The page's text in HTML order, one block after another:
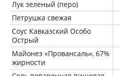
Лук зеленый (перо)
Петрушка свежая
Соус Кавказский Особо
Острый
Майонез «Провансаль», 67%
жирности